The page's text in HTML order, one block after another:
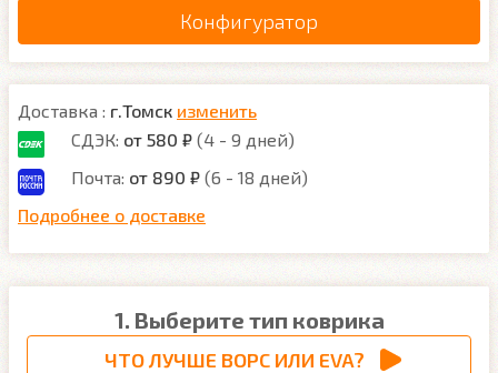
Конфигуратор
Доставка : г.Томск изменить
СДЭК: от 580 ₽ (4 - 9 дней)
Почта: от 890 ₽ (6 - 18 дней)
Подробнее о доставке
1. Выберите тип коврика
ЧТО ЛУЧШЕ ВОРС ИЛИ EVA?